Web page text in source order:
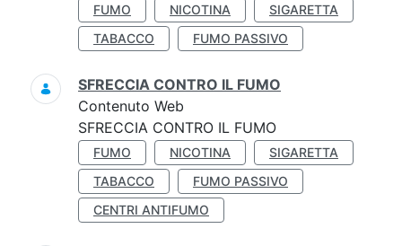
FUMO NICOTINA
SIGARETTA
TABACCO
FUMO PASSIVO
SFRECCIA CONTRO IL FUMO
Contenuto Web
SFRECCIA CONTRO IL FUMO
FUMO NICOTINA
SIGARETTA
TABACCO
FUMO PASSIVO
CENTRI ANTIFUMO